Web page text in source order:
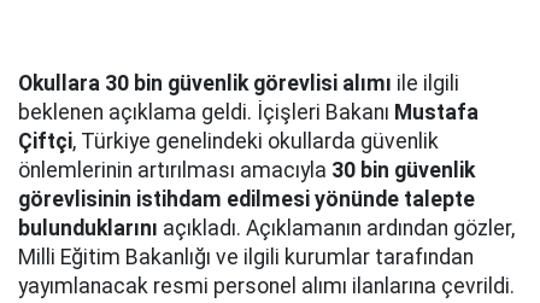
Okullara 30 bin güvenlik görevlisi alımı ile ilgili
beklenen açıklama geldi. İçişleri Bakanı Mustafa
Çiftçi, Türkiye genelindeki okullarda güvenlik
önlemlerinin artırılması amacıyla 30 bin güvenlik
görevlisinin istihdam edilmesi yönünde talepte
bulunduklarını açıkladı. Açıklamanın ardından gözler,
Milli Eğitim Bakanlığı ve ilgili kurumlar tarafından
yayımlanacak resmi personel alımı ilanlarına çevrildi.